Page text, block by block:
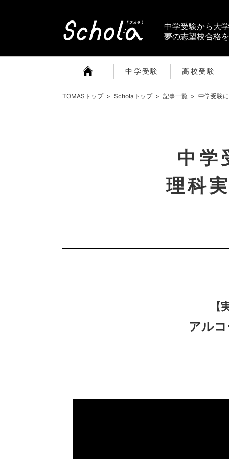
中学受験から大
夢の志望校合格
中学受験 高校受験
TOMASトップ > Scholaトップ > 記事一覧 > 中学受験
中学
理科
【
アル